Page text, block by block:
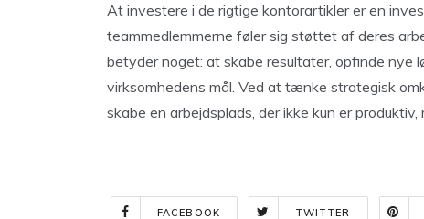
At investere i de rigtige kontorartikler er en
teammedlemmerne føler sig støttet af deres
betyder noget: at skabe resultater, opfinde nye
virksomhedens mål. Ved at tænke strategisk
skabe en arbejdsplads, der ikke kun er
FACEBOOK TWITTER